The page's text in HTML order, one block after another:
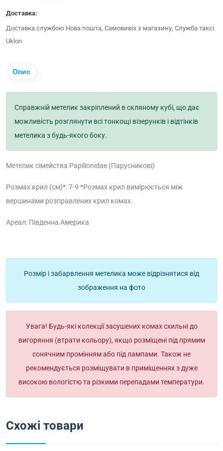
Доставка:
Доставка службою Нова пошта, Самовивіз з магазину, Служба таксі
Uklon
Опис
Справжній метелик закріплений в скляному кубі, що дає
можливість розглянути всі тонкощі візерунків і відтінків
метелика з будь-якого боку.
Метелик сімейства Papilionidae (Парусникові)
Розмах крил (см)*: 7-9 *Розмах крил вимірюється між
вершинами розправлених крил комах.
Ареал: Південна Америка
Розмір і забарвлення метелика може відрізнятися від
зображення на фото
Увага! Будь-які колекції засушених комах схильні до
вигоряння (втрати кольору), якщо розміщені під прямим
сонячним промінням або під лампами. Також не
рекомендується розміщувати в приміщеннях з дуже
високою вологістю та різкими перепадами температури.
Схожі товари